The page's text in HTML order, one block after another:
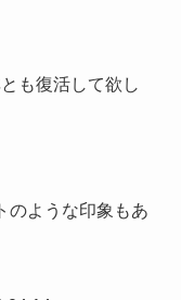
も復活して欲し
のような印象もあ